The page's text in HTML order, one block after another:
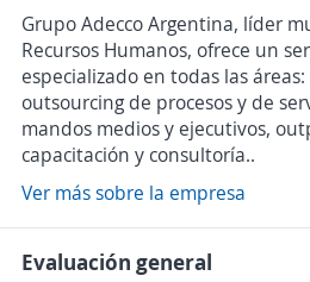
Grupo Adecco Argentina, líder
Recursos Humanos, ofrece un
especializado en todas las
outsourcing de procesos y de
mandos medios y ejecutivos,
capacitación y consultoría..
Ver más sobre la empresa
Evaluación general